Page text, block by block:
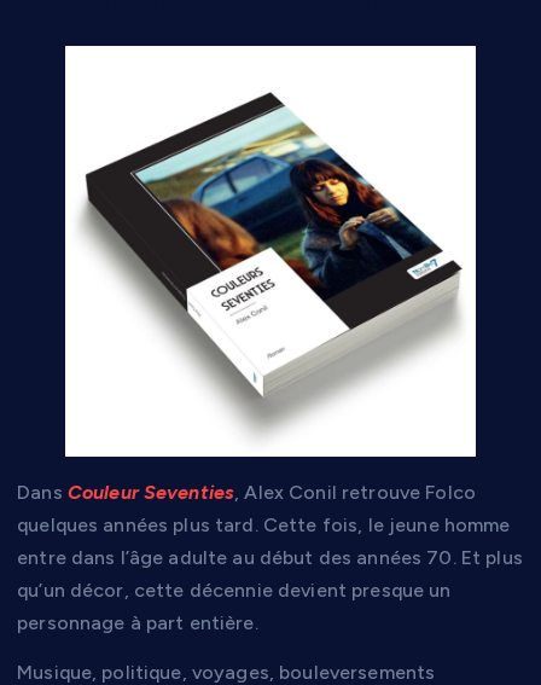
Dans Couleur Seventies , Alex Conil retrouve Folco
quelques années plus tard. Cette fois, le jeune homme
entre dans l’âge adulte au début des années 70. Et plus
qu’un décor, cette décennie devient presque un
personnage à part entière.
Musique, politique, voyages, bouleversements